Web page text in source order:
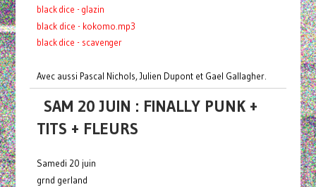
black dice - glazin
black dice - kokomo.mp3
black dice - scavenger
Avec aussi Pascal Nichols, Julien Dupont et Gael Gallagher.
SAM 20 JUIN : FINALLY PUNK +
TITS + FLEURS
Samedi 20 juin
grnd gerland